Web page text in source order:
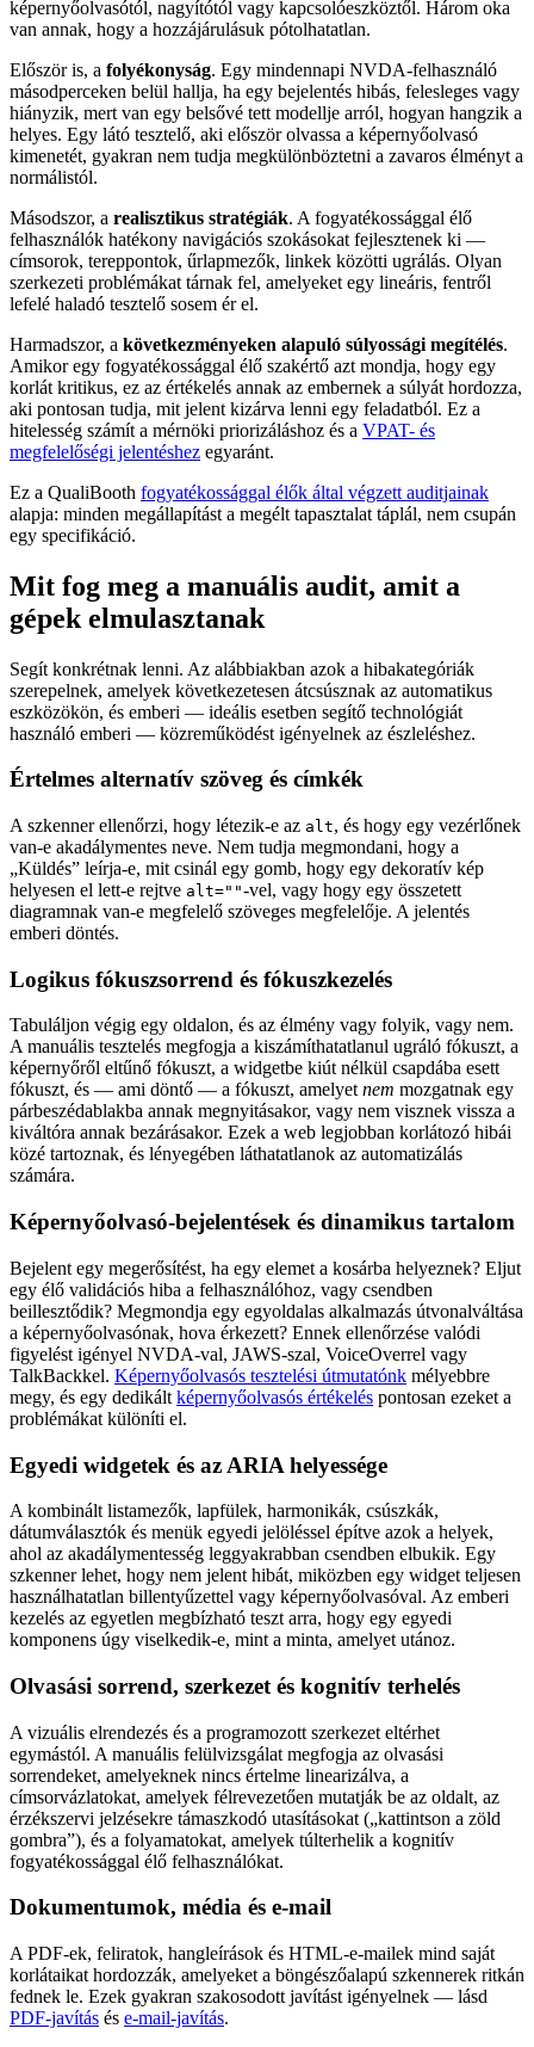
képernyőolvasótól, nagyítótól vagy kapcsolóeszköztől. Három oka
van annak, hogy a hozzájárulásuk pótolhatatlan.
Először is, a folyékonyság. Egy mindennapi NVDA-felhasználó
másodperceken belül hallja, ha egy bejelentés hibás, felesleges vagy
hiányzik, mert van egy belsővé tett modellje arról, hogyan hangzik a
helyes. Egy látó tesztelő, aki először olvassa a képernyőolvasó
kimenetét, gyakran nem tudja megkülönböztetni a zavaros élményt a
normálistól.
Másodszor, a realisztikus stratégiák. A fogyatékossággal élő
felhasználók hatékony navigációs szokásokat fejlesztenek ki —
címsorok, tereppontok, űrlapmezők, linkek közötti ugrálás. Olyan
szerkezeti problémákat tárnak fel, amelyeket egy lineáris, fentről
lefelé haladó tesztelő sosem ér el.
Harmadszor, a következményeken alapuló súlyossági megítélés.
Amikor egy fogyatékossággal élő szakértő azt mondja, hogy egy
korlát kritikus, ez az értékelés annak az embernek a súlyát hordozza,
aki pontosan tudja, mit jelent kizárva lenni egy feladatból. Ez a
hitelesség számít a mérnöki priorizáláshoz és a VPAT- és
megfelelőségi jelentéshez egyaránt.
Ez a QualiBooth fogyatékossággal élők által végzett auditjainak
alapja: minden megállapítást a megélt tapasztalat táplál, nem csupán
egy specifikáció.
Mit fog meg a manuális audit, amit a
gépek elmulasztanak
Segít konkrétnak lenni. Az alábbiakban azok a hibakategóriák
szerepelnek, amelyek következetesen átcsúsznak az automatikus
eszközökön, és emberi — ideális esetben segítő technológiát
használó emberi — közreműködést igényelnek az észleléshez.
Értelmes alternatív szöveg és címkék
A szkenner ellenőrzi, hogy létezik-e az alt, és hogy egy vezérlőnek
van-e akadálymentes neve. Nem tudja megmondani, hogy a
„Küldés” leírja-e, mit csinál egy gomb, hogy egy dekoratív kép
helyesen el lett-e rejtve alt=""-vel, vagy hogy egy összetett
diagramnak van-e megfelelő szöveges megfelelője. A jelentés
emberi döntés.
Logikus fókuszsorrend és fókuszkezelés
Tabuláljon végig egy oldalon, és az élmény vagy folyik, vagy nem.
A manuális tesztelés megfogja a kiszámíthatatlanul ugráló fókuszt, a
képernyőről eltűnő fókuszt, a widgetbe kiút nélkül csapdába esett
fókuszt, és — ami döntő — a fókuszt, amelyet nem mozgatnak egy
párbeszédablakba annak megnyitásakor, vagy nem visznek vissza a
kiváltóra annak bezárásakor. Ezek a web legjobban korlátozó hibái
közé tartoznak, és lényegében láthatatlanok az automatizálás
számára.
Képernyőolvasó-bejelentések és dinamikus tartalom
Bejelent egy megerősítést, ha egy elemet a kosárba helyeznek? Eljut
egy élő validációs hiba a felhasználóhoz, vagy csendben
beillesztődik? Megmondja egy egyoldalas alkalmazás útvonalváltása
a képernyőolvasónak, hova érkezett? Ennek ellenőrzése valódi
figyelést igényel NVDA-val, JAWS-szal, VoiceOverrel vagy
TalkBackkel. Képernyőolvasós tesztelési útmutatónk mélyebbre
megy, és egy dedikált képernyőolvasós értékelés pontosan ezeket a
problémákat különíti el.
Egyedi widgetek és az ARIA helyessége
A kombinált listamezők, lapfülek, harmonikák, csúszkák,
dátumválasztók és menük egyedi jelöléssel építve azok a helyek,
ahol az akadálymentesség leggyakrabban csendben elbukik. Egy
szkenner lehet, hogy nem jelent hibát, miközben egy widget teljesen
használhatatlan billentyűzettel vagy képernyőolvasóval. Az emberi
kezelés az egyetlen megbízható teszt arra, hogy egy egyedi
komponens úgy viselkedik-e, mint a minta, amelyet utánoz.
Olvasási sorrend, szerkezet és kognitív terhelés
A vizuális elrendezés és a programozott szerkezet eltérhet
egymástól. A manuális felülvizsgálat megfogja az olvasási
sorrendeket, amelyeknek nincs értelme linearizálva, a
címsorvázlatokat, amelyek félrevezetően mutatják be az oldalt, az
érzékszervi jelzésekre támaszkodó utasításokat („kattintson a zöld
gombra”), és a folyamatokat, amelyek túlterhelik a kognitív
fogyatékossággal élő felhasználókat.
Dokumentumok, média és e-mail
A PDF-ek, feliratok, hangleírások és HTML-e-mailek mind saját
korlátaikat hordozzák, amelyeket a böngészőalapú szkennerek ritkán
fednek le. Ezek gyakran szakosodott javítást igényelnek — lásd
PDF-javítás és e-mail-javítás.